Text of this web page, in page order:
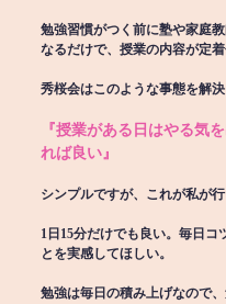
勉強習慣がつく前に塾や家庭
なるだけで、授業の内容が定
秀桜会はこのような事態を解
『授業がある日はやる気
れば良い』
シンプルですが、これが私が
1日15分だけでも良い。毎日
とを実感してほしい。
勉強は毎日の積み上げなので